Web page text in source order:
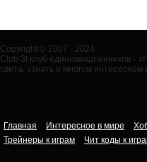
Copyright © 2007 - 2024
Club 3t клуб единомышленников -
света, узнать о многом
Главная Интересное в мире
Трейнеры к играм
Чит коды к